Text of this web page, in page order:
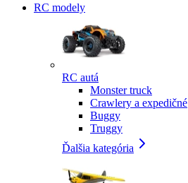
RC modely
RC autá
Monster truck
Crawlery a expedičné
Buggy
Truggy
Ďalšia kategória